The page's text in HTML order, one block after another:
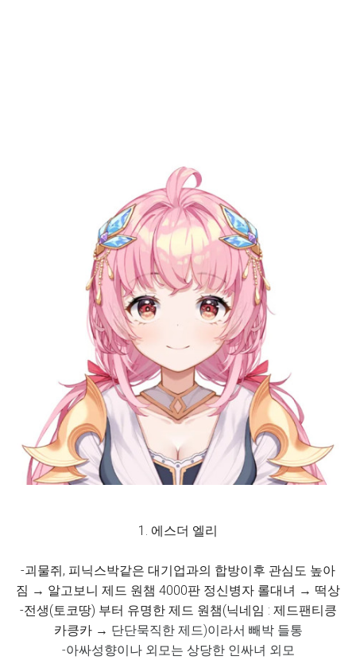
1. 에스더 엘리
-괴물쥐, 피닉스박같은 대기업과의 합방이후 관심도 높아
짐 → 알고보니 제드 원챔 4000판 정신병자 롤대녀 → 떡상
-전생(토코땅) 부터 유명한 제드 원챔(닉네임 : 제드팬티킁
카킁카 → 단단묵직한 제드)이라서 빼박 들통
-아싸성향이나 외모는 상당한 인싸녀 외모